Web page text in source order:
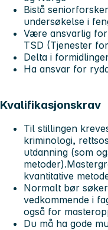
Bistå
undersøkelse i
Være ansvarlig for
TSD (Tjenester
Delta i
Ha ansvar for
Kvalifikasjonskrav
Til stillingen
kriminologi,
utdanning (som
kvantitative
Normalt bør
vedkommende i
også for
Du må ha gode